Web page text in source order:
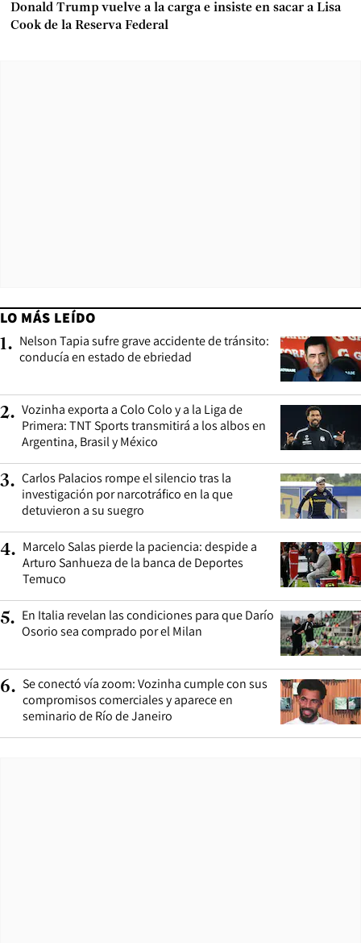
Donald Trump vuelve a la carga e insiste en sacar a Lisa
Cook de la Reserva Federal
LO MÁS LEÍDO
1. Nelson Tapia sufre grave accidente de tránsito:
conducía en estado de ebriedad
2. Vozinha exporta a Colo Colo y a la Liga de
Primera: TNT Sports transmitirá a los albos en
Argentina, Brasil y México
3. Carlos Palacios rompe el silencio tras la
investigación por narcotráfico en la que
detuvieron a su suegro
4. Marcelo Salas pierde la paciencia: despide a
Arturo Sanhueza de la banca de Deportes
Temuco
5. En Italia revelan las condiciones para que Darío
Osorio sea comprado por el Milan
6. Se conectó vía zoom: Vozinha cumple con sus
compromisos comerciales y aparece en
seminario de Río de Janeiro